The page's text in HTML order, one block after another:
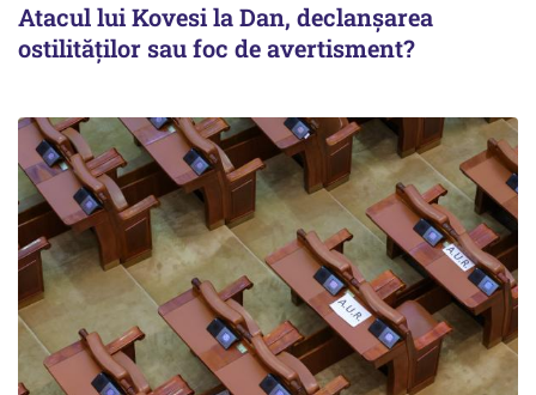
Atacul lui Kovesi la Dan, declanșarea
ostilităților sau foc de avertisment?